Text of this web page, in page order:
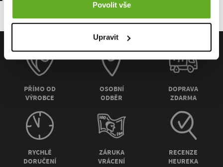
Povolit vše
Upravit
PŘÍMO OD
VÝROBCE
OSOBNÍ
ODBĚR
DOPRAVA
ZDARMA
RYCHLÉ
DORUČENÍ
ZÁRUKA
VRÁCENÍ
RECENZE
HEUREKA